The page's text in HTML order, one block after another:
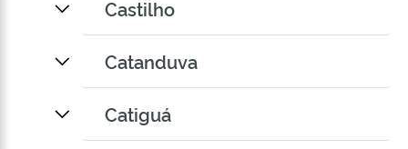
Castilho
Catanduva
Catiguá